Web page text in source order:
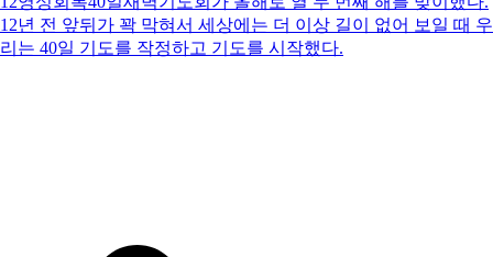
12년 전 앞뒤가 꽉 막혀서 세상에는 더 이상 길이 없어 보일 때 우
리는 40일 기도를 작정하고 기도를 시작했다.